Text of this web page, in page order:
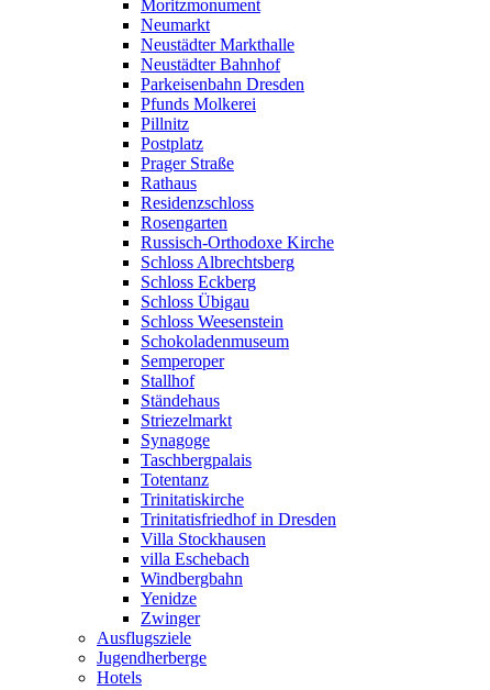
Moritzmonument
Neumarkt
Neustädter Markthalle
Neustädter Bahnhof
Parkeisenbahn Dresden
Pfunds Molkerei
Pillnitz
Postplatz
Prager Straße
Rathaus
Residenzschloss
Rosengarten
Russisch-Orthodoxe Kirche
Schloss Albrechtsberg
Schloss Eckberg
Schloss Übigau
Schloss Weesenstein
Schokoladenmuseum
Semperoper
Stallhof
Ständehaus
Striezelmarkt
Synagoge
Taschbergpalais
Totentanz
Trinitatiskirche
Trinitatisfriedhof in Dresden
Villa Stockhausen
villa Eschebach
Windbergbahn
Yenidze
Zwinger
Ausflugsziele
Jugendherberge
Hotels